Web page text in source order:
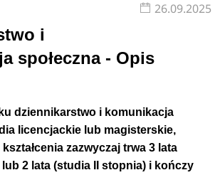
26.09.2025
i
społeczna - Opis
dziennikarstwo i komunikacja
licencjackie lub magisterskie,
zazwyczaj trwa 3 lata
2 lata (studia II stopnia) i kończy